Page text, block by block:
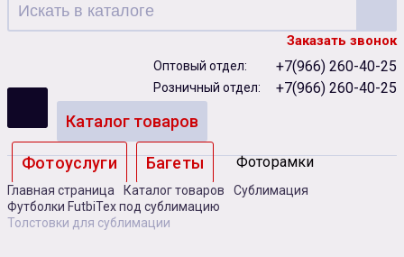
Заказать звонок
Оптовый отдел: +7(966) 260-40-25
Розничный отдел: +7(966) 260-40-25
Каталог товаров
Фотоуслуги Багеты Фоторамки
Альбомы
Главная страница Каталог товаров
Сублимация
Футболки FutbiTex под сублимацию
Толстовки для сублимации